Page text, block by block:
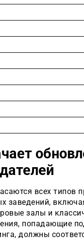
всех типов
заведений,
залы и
попадающие
должны